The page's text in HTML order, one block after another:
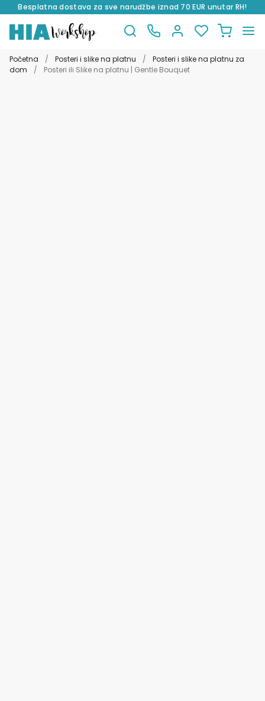
Besplatna dostava za sve narudžbe iznad 70 EUR unutar RH!
na
navigaciju
do
sadržaja
Početna / Posteri i slike na platnu /
Posteri i slike na platnu za
dom
/ Posteri ili Slike na platnu | Gentle Bouquet